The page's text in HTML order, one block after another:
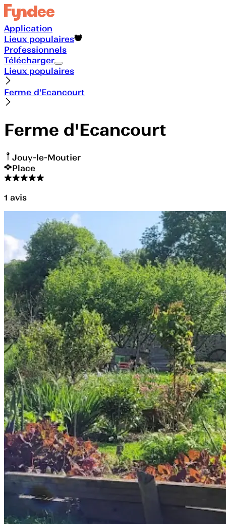
Application
Lieux populaires
Professionnels
Télécharger
Lieux populaires
Ferme d'Ecancourt
Ferme d'Ecancourt
Jouy-le-Moutier
Place
1 avis